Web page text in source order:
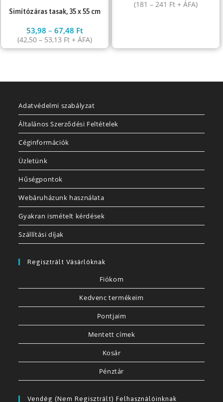
Simítózáras tasak, 35 x 55 cm
53,98–67,48 Ft
(42,50– 53,13 Ft + ÁFA)
(181 – 241 Ft+ ÁFA)
Adatvédelmi szabályzat
Általános Szerződési Feltételek
Céginformációk
Üzletünk
Hűségpontok
Webáruházunk használata
Gyakran ismételt kérdések
Szállítási díjak
Regisztrált Vásárlóknak
Fiókom
Kedvenc termékeim
Pontjaim
Mentett címek
Kosár
Pénztár
Vendég (nem Regisztrált) Felhasználóinknak